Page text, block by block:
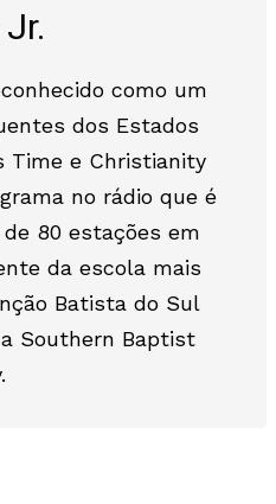
como um
dos Estados
Time e Christianity
no rádio que é
80 estações em
da escola mais
Batista do Sul
Southern Baptist